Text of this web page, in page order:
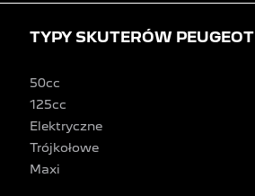
TYPY SKUTERÓW PEUGEOT
50cc
125cc
Elektryczne
Trójkołowe
Maxi